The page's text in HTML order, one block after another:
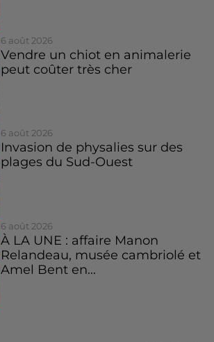
6 août 2026
Vendre un chiot en animalerie
peut coûter très cher
6 août 2026
Invasion de physalies sur des
plages du Sud-Ouest
6 août 2026
À LA UNE : affaire Manon
Relandeau, musée cambriolé et
Amel Bent en...